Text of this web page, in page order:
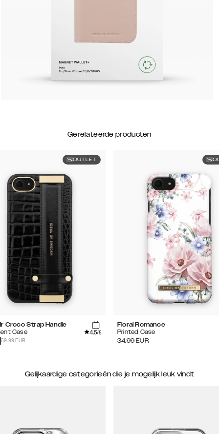
Gerelateerde producten
OUTLET
Croco Strap Handle
Case
4.5/5
59.99 EUR
Floral Romance
Printed Case
34.99 EUR
Gelijkaardige categorieën die je mogelijk leuk vindt